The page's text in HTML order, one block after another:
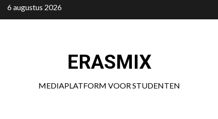
Ga
naar
6 augustus 2026
ERASMIX
MEDIAPLATFORM VOOR STUDENTEN